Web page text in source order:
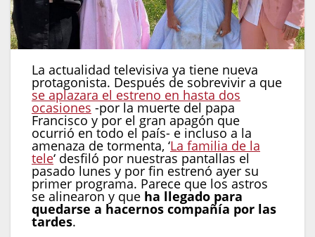
La actualidad televisiva ya tiene nueva
protagonista. Después de sobrevivir a que
se aplazara el estreno en hasta dos
ocasiones -por la muerte del papa
Francisco y por el gran apagón que
ocurrió en todo el país- e incluso a la
amenaza de tormenta, ‘La familia de la
tele‘ desfiló por nuestras pantallas el
pasado lunes y por fin estrenó ayer su
primer programa. Parece que los astros
se alinearon y que ha llegado para
quedarse a hacernos compañía por las
tardes.